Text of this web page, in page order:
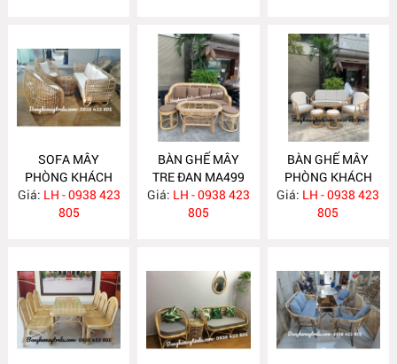
SOFA MÂY
PHÒNG KHÁCH
KIỂU HIỆN ĐẠI
MA502
Giá: LH - 0938 423
805
BÀN GHẾ MÂY
TRE ĐAN MA499
Giá: LH - 0938 423
805
BÀN GHẾ MÂY
PHÒNG KHÁCH
KIỂU HIỆN ĐẠI
MA493
Giá: LH - 0938 423
805